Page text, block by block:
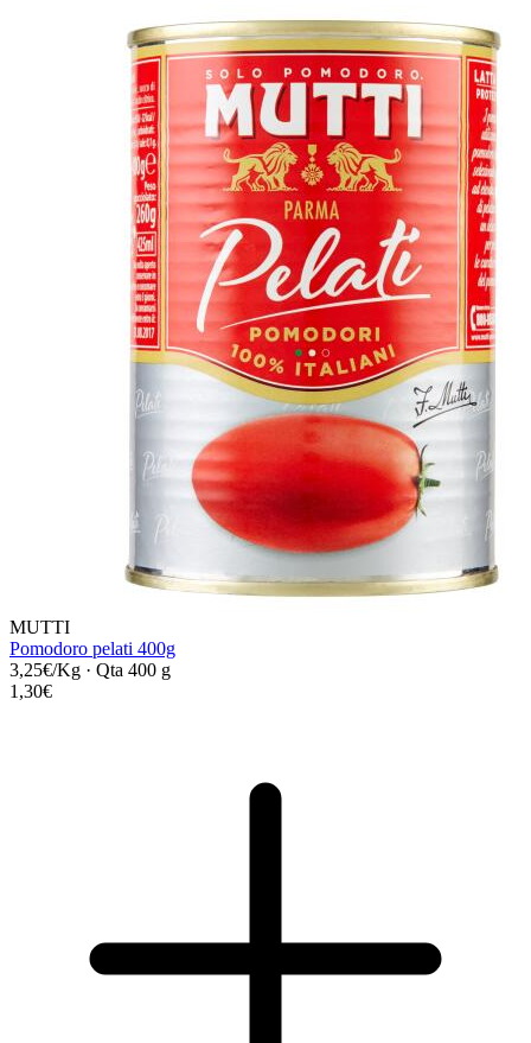
MUTTI
Pomodoro pelati 400g
3,25€/Kg · Qta 400 g
1,30€